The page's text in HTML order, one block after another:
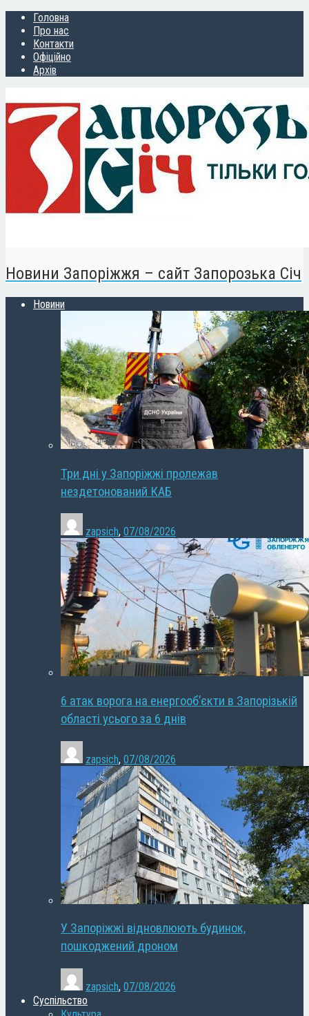
Головна
Про нас
Контакти
Офіційно
Архів
Новини Запоріжжя – сайт Запорозька Січ
Новини
Три дні у Запоріжжі пролежав
нездетонований КАБ
zapsich, 07/08/2026
6 атак ворога на енергооб’єкти в Запорізькій
області усього за 6 днів
zapsich, 07/08/2026
У Запоріжжі відновлюють будинок,
пошкоджений дроном
zapsich, 07/08/2026
Суспільство